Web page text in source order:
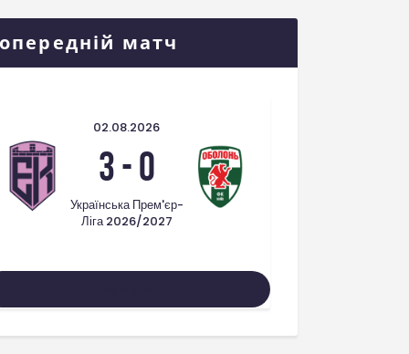
матч
02.08.2026
3-0
Українська Прем'єр-
Ліга 2026/2027